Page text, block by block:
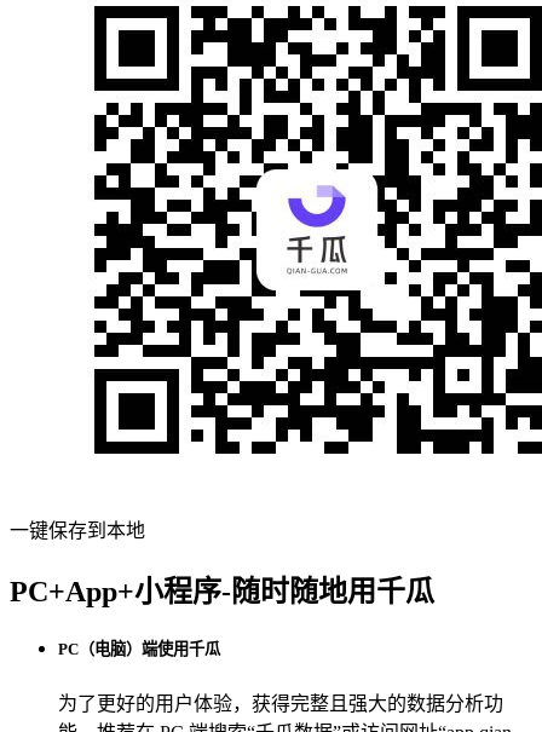
一键保存到本地
PC+App+小程序-随时随地用千瓜
PC（电脑）端使用千瓜
为了更好的用户体验，获得完整且强大的数据分析功